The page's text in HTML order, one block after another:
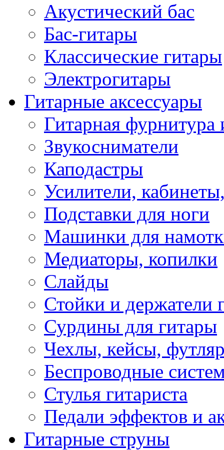
Акустический бас
Бас-гитары
Классические гитары
Электрогитары
Гитарные аксессуары
Гитарная фурнитура
Звукосниматели
Каподастры
Усилители,
Подставки для ноги
Машинки для
Медиаторы, копилки
Слайды
Стойки и держатели
Сурдины для гитары
Чехлы, кейсы,
Беспроводные
Стулья гитариста
Педали эффектов и
Гитарные струны